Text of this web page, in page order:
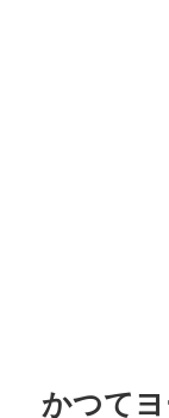
かつて